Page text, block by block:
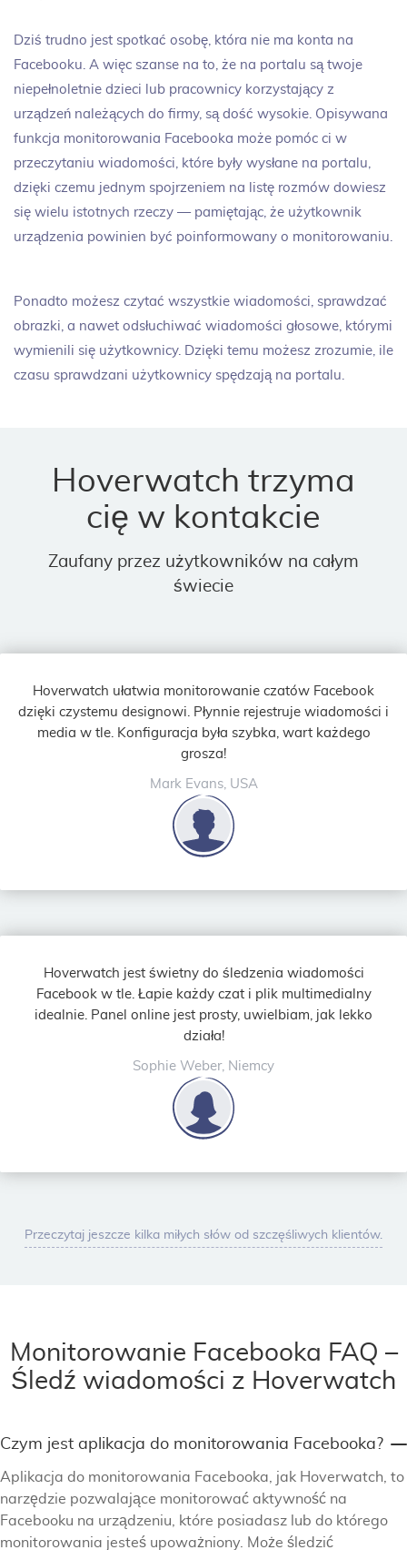
Dziś trudno jest spotkać osobę, która nie ma konta na
Facebooku. A więc szanse na to, że na portalu są twoje
niepełnoletnie dzieci lub pracownicy korzystający z
urządzeń należących do firmy, są dość wysokie. Opisywana
funkcja monitorowania Facebooka może pomóc ci w
przeczytaniu wiadomości, które były wysłane na portalu,
dzięki czemu jednym spojrzeniem na listę rozmów dowiesz
się wielu istotnych rzeczy — pamiętając, że użytkownik
urządzenia powinien być poinformowany o monitorowaniu.
Ponadto możesz czytać wszystkie wiadomości, sprawdzać
obrazki, a nawet odsłuchiwać wiadomości głosowe, którymi
wymienili się użytkownicy. Dzięki temu możesz zrozumie, ile
czasu sprawdzani użytkownicy spędzają na portalu.
Hoverwatch trzyma
cię w kontakcie
Zaufany przez użytkowników na całym
świecie
Hoverwatch jest świetny do śledzenia wiadomości
Facebook w tle. Łapie każdy czat i plik multimedialny
idealnie. Panel online jest prosty, uwielbiam, jak lekko
działa!
Sophie Weber, Niemcy
Hoverwatch ułatwia monitorowanie czatów Facebook
dzięki czystemu designowi. Płynnie rejestruje wiadomości i
media w tle. Konfiguracja była szybka, wart każdego
grosza!
Mark Evans, USA
Przeczytaj jeszcze kilka miłych słów od szczęśliwych klientów.
Monitorowanie Facebooka FAQ –
Śledź wiadomości z Hoverwatch
Czym jest aplikacja do monitorowania Facebooka?
Aplikacja do monitorowania Facebooka, jak Hoverwatch, to
narzędzie pozwalające monitorować aktywność na
Facebooku na urządzeniu, które posiadasz lub do którego
monitorowania jesteś upoważniony. Może śledzić